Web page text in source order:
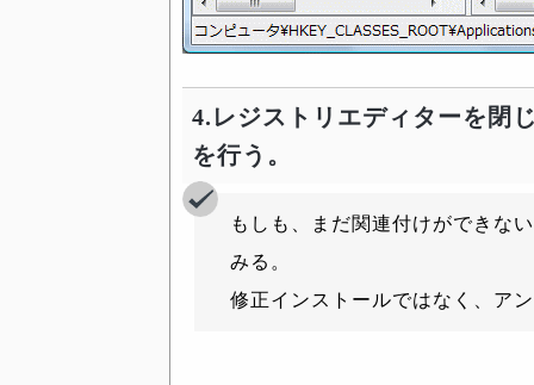
4.レジストリエディターを閉
を行う。
もしも、まだ関連付けができな
みる。
修正インストールではなく、ア